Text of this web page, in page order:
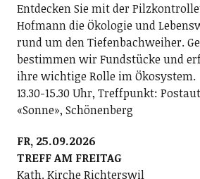
Entdecken Sie mit der
Hofmann die Ökologie und
rund um den Tiefenbachweiher.
bestimmen wir Fundstücke und
ihre wichtige Rolle im Ökosystem.
13.30-15.30 Uhr, Treffpunkt:
«Sonne», Schönenberg
FR, 25.09.2026
TREFF AM FREITAG
Kath. Kirche Richterswil